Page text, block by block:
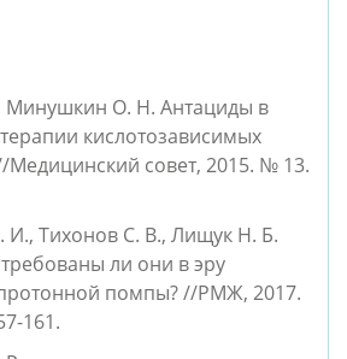
Минушкин О. Н. Антациды в
кислотозависимых
Медицинский совет, 2015. № 13.
И., Тихонов С. В., Лищук Н. Б.
ли они в эру
помпы? //РМЖ, 2017.
161.